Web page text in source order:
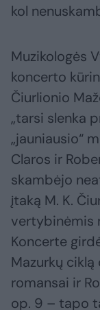
kol
Muzikologės
koncerto
Čiurlionio
„tarsi slenka
„jauniausio“
Claros ir
skambėjo
įtaką M. K.
vertybinėmis
Koncerte
Mazurkų ciklą
romansai ir
op. 9 – tapo